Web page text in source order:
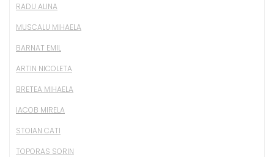
RADU ALINA
MUSCALU MIHAELA
BARNAT EMIL
ARTIN NICOLETA
BRETEA MIHAELA
IACOB MIRELA
STOIAN CATI
TOPORAS SORIN